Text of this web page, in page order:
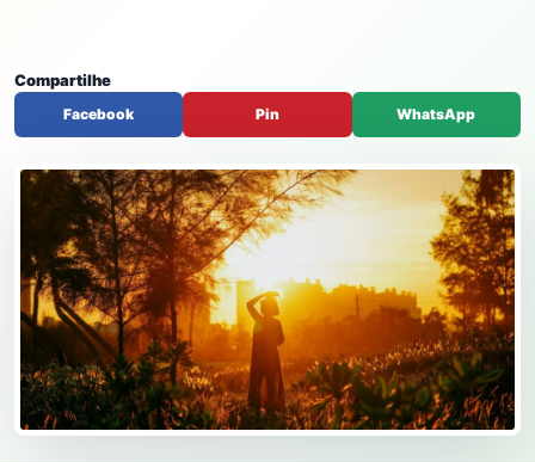
Compartilhe
Facebook Pin WhatsApp